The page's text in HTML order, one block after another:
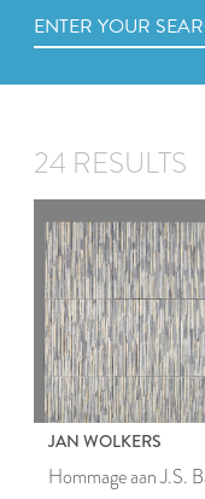
24 RESULTS
JAN WOLKERS
Hommage aan J.S.